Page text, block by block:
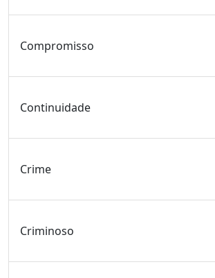
Compromisso
Continuidade
Crime
Criminoso